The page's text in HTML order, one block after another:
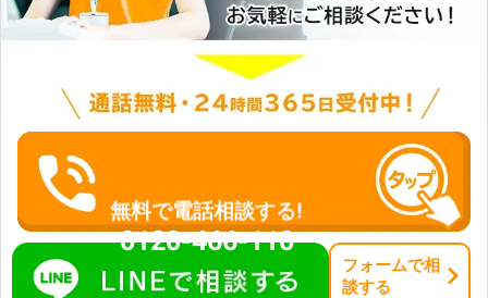
無料で電話相談する!
0120-466-110
フォームで相
談する